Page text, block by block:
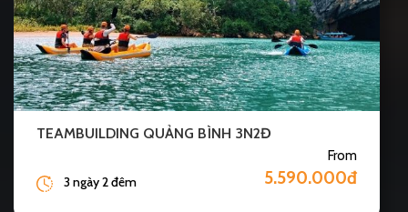
TEAMBUILDING QUẢNG BÌNH 3N2Đ
From
5.590.000đ
3 ngày 2 đêm